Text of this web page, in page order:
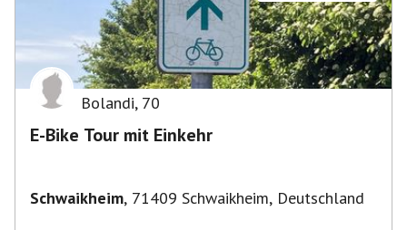
Bolandi, 70
E-Bike Tour mit Einkehr
Schwaikheim, 71409 Schwaikheim, Deutschland